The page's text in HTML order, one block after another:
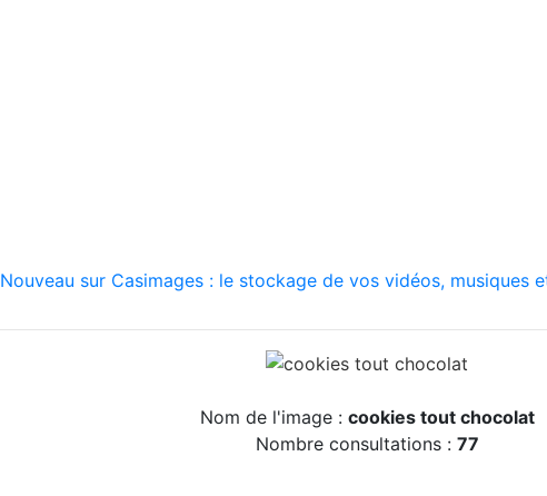
Nouveau sur Casimages : le stockage de vos vidéos, musiques
Nom de l'image : cookies tout chocolat
Nombre consultations : 77